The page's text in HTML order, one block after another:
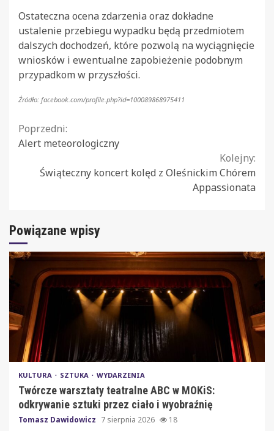
Ostateczna ocena zdarzenia oraz dokładne
ustalenie przebiegu wypadku będą przedmiotem
dalszych dochodzeń, które pozwolą na wyciągnięcie
wniosków i ewentualne zapobieżenie podobnym
przypadkom w przyszłości.
Źródło: facebook.com/profile.php?id=100089868975411
Continue
Poprzedni:
Alert meteorologiczny
Kolejny:
Świąteczny koncert kolęd z Oleśnickim Chórem
Appassionata
Powiązane wpisy
KULTURA SZTUKA WYDARZENIA
Twórcze warsztaty teatralne ABC w MOKiS:
odkrywanie sztuki przez ciało i wyobraźnię
Tomasz Dawidowicz 7 sierpnia 2026 18